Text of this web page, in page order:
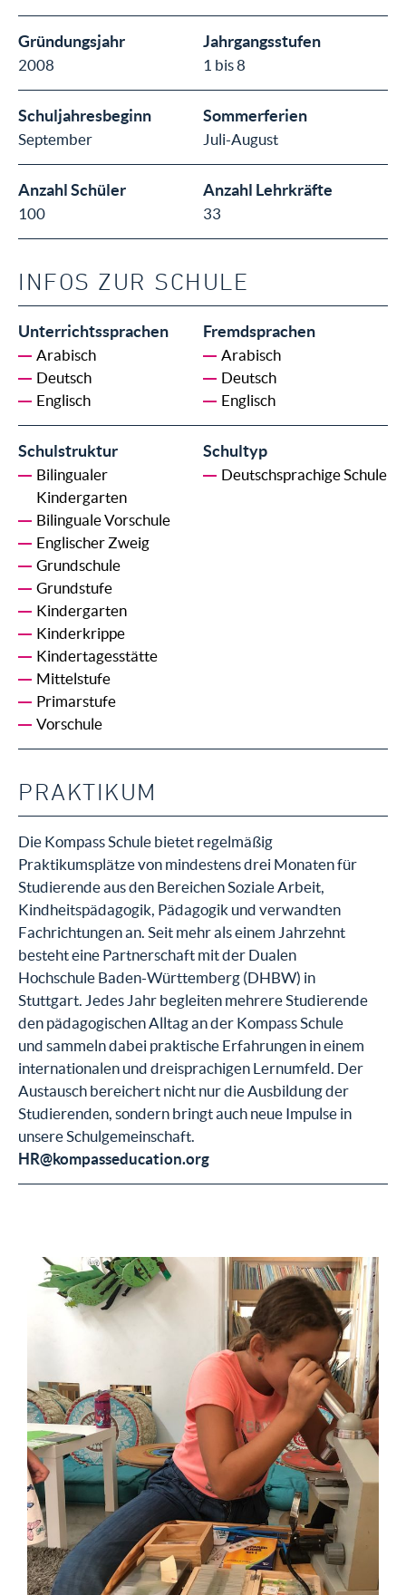
Gründungsjahr
2008
Jahrgangsstufen
1 bis 8
Schuljahresbeginn
September
Sommerferien
Juli-August
Anzahl Schüler
100
Anzahl Lehrkräfte
33
INFOS ZUR SCHULE
Unterrichtssprachen
Arabisch
Deutsch
Englisch
Fremdsprachen
Arabisch
Deutsch
Englisch
Schulstruktur
Bilingualer
Kindergarten
Bilinguale Vorschule
Englischer Zweig
Grundschule
Grundstufe
Kindergarten
Kinderkrippe
Kindertagesstätte
Mittelstufe
Primarstufe
Vorschule
Schultyp
Deutschsprachige Schule
PRAKTIKUM
Die Kompass Schule bietet regelmäßig
Praktikumsplätze von mindestens drei Monaten für
Studierende aus den Bereichen Soziale Arbeit,
Kindheitspädagogik, Pädagogik und verwandten
Fachrichtungen an. Seit mehr als einem Jahrzehnt
besteht eine Partnerschaft mit der Dualen
Hochschule Baden-Württemberg (DHBW) in
Stuttgart. Jedes Jahr begleiten mehrere Studierende
den pädagogischen Alltag an der Kompass Schule
und sammeln dabei praktische Erfahrungen in einem
internationalen und dreisprachigen Lernumfeld. Der
Austausch bereichert nicht nur die Ausbildung der
Studierenden, sondern bringt auch neue Impulse in
unsere Schulgemeinschaft.
HR@kompasseducation.org